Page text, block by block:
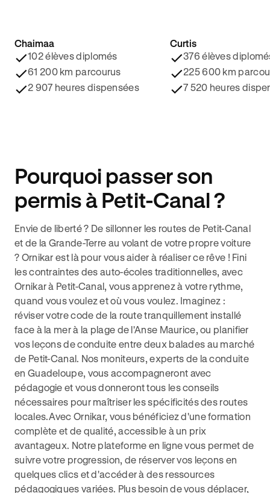
4.8/5 ⭐️
Chaimaa
102 élèves diplomés
61 200 km parcourus
2 907 heures dispensées
4.9/5 ⭐️
Curtis
376 élèves
225 600 km
7 520 heures
Pourquoi passer son
permis à Petit-Canal ?
Envie de liberté ? De sillonner les routes de Petit-Canal
et de la Grande-Terre au volant de votre propre voiture
? Ornikar est là pour vous aider à réaliser ce rêve ! Fini
les contraintes des auto-écoles traditionnelles, avec
Ornikar à Petit-Canal, vous apprenez à votre rythme,
quand vous voulez et où vous voulez. Imaginez :
réviser votre code de la route tranquillement installé
face à la mer à la plage de l'Anse Maurice, ou planifier
vos leçons de conduite entre deux balades au marché
de Petit-Canal. Nos moniteurs, experts de la conduite
en Guadeloupe, vous accompagneront avec
pédagogie et vous donneront tous les conseils
nécessaires pour maîtriser les spécificités des routes
locales.Avec Ornikar, vous bénéficiez d'une formation
complète et de qualité, accessible à un prix
avantageux. Notre plateforme en ligne vous permet de
suivre votre progression, de réserver vos leçons en
quelques clics et d'accéder à des ressources
pédagogiques variées. Plus besoin de vous déplacer,